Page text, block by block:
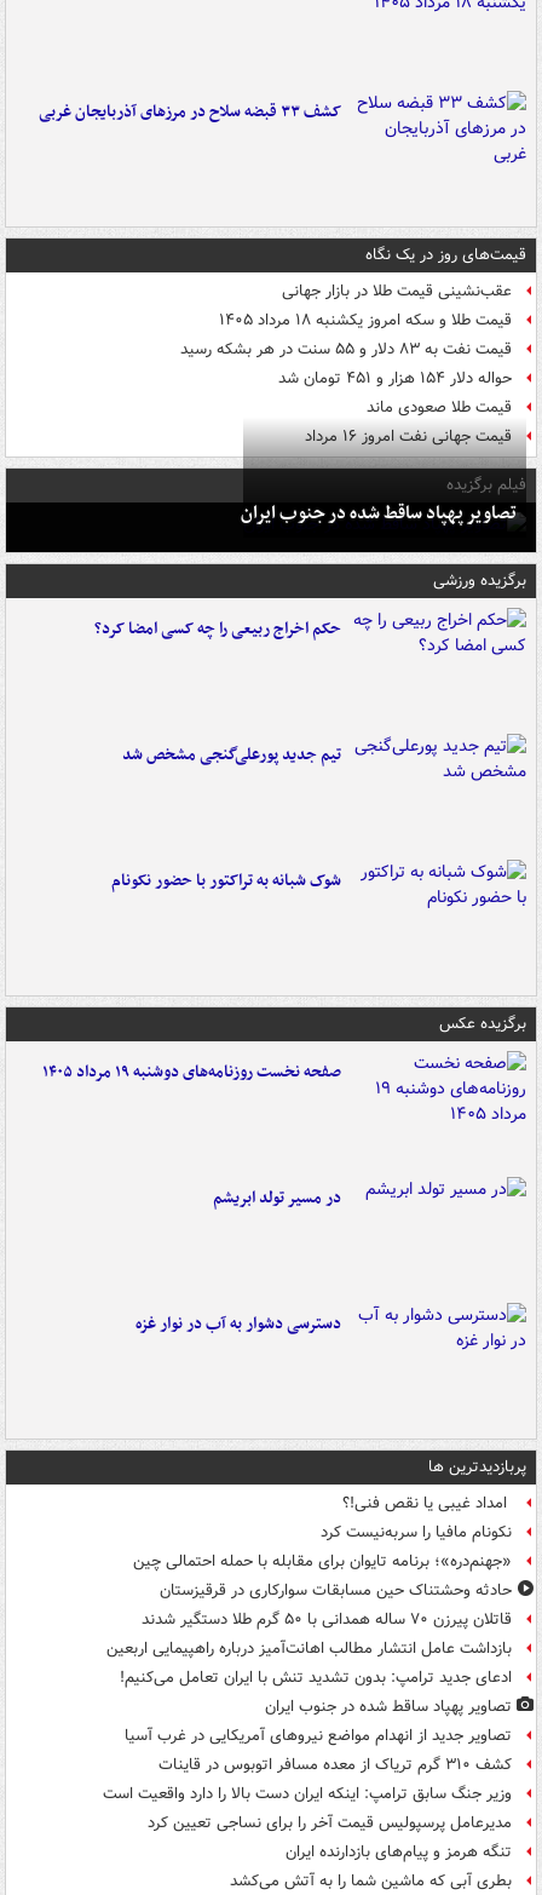
کشف ۳۳ قبضه سلاح در مرزهای آذربایجان غربی
قیمت‌های روز در یک نگاه
عقب‌نشینی قیمت طلا در بازار جهانی
قیمت طلا و سکه امروز یکشنبه ۱۸ مرداد ۱۴۰۵
قیمت نفت به ۸۳ دلار و ۵۵ سنت در هر بشکه رسید
حواله دلار ۱۵۴ هزار و ۴۵۱ تومان شد
قیمت طلا صعودی ماند
قیمت جهانی نفت امروز ۱۶ مرداد
فیلم برگزیده
تصاویر پهپاد ساقط شده در جنوب ایران
برگزیده ورزشی
حکم اخراج ربیعی را چه کسی امضا کرد؟
تیم جدید پورعلی‌گنجی مشخص شد
شوک شبانه به تراکتور با حضور نکونام
برگزیده عکس
صفحه نخست روزنامه‌های دوشنبه ۱۹ مرداد ۱۴۰۵
در مسیر تولد ابریشم
دسترسی دشوار به آب در نوار غزه
پربازدیدترین ها
امداد غیبی یا نقص فنی!؟
نکونام مافیا را سربه‌نیست کرد
«جهنم‌دره»؛ برنامه تایوان برای مقابله با حمله احتمالی چین
حادثه وحشتناک حین مسابقات سوارکاری در قرقیزستان
قاتلان پیرزن ۷۰ ساله همدانی با ۵۰ گرم طلا دستگیر شدند
بازداشت عامل انتشار مطالب اهانت‌آمیز درباره راهپیمایی اربعین
ادعای جدید ترامپ: بدون تشدید تنش با ایران تعامل می‌کنیم!
تصاویر پهپاد ساقط شده در جنوب ایران
تصاویر جدید از انهدام مواضع نیروهای آمریکایی در غرب آسیا
کشف ۳۱۰ گرم تریاک از معده مسافر اتوبوس در قاینات
وزیر جنگ سابق ترامپ: اینکه ایران دست بالا را دارد واقعیت است
مدیرعامل پرسپولیس قیمت آخر را برای نساجی تعیین کرد
تنگه هرمز و پیام‌های بازدارنده ایران
بطری آبی که ماشین شما را به آتش می‌کشد